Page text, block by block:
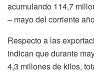
acumulando 114,7
– mayo del corriente
Respecto a las
indican que durante
4,3 millones de kilos,